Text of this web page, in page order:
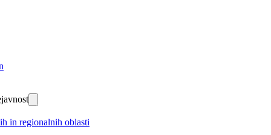
in regionalnih oblasti